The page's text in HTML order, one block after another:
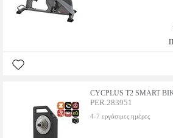
CYCPLUS T2 SMART
PER.283951
4-7 εργάσιμες ημέρες